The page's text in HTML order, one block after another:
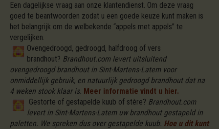
Een dagelijkse vraag aan onze klantendienst. Om deze vraag
goed te beantwoorden zodat u een goede keuze kunt maken is
het belangrijk om de welbekende “appels met appels” te
vergelijken.
Ovengedroogd, gedroogd, halfdroog of vers
brandhout? Brandhout.com levert uitsluitend
ovengedroogd brandhout in Sint-Martens-Latem voor
onmiddellijk gebruik, en natuurlijk gedroogd brandhout dat na
4 weken stook klaar is. Meer informatie vindt u hier.
Gestorte of gestapelde kuub of stère? Brandhout.com
levert in Sint-Martens-Latem uw brandhout gestapeld in
paletten. We spreken dus over gestapelde kuub. Hoe u dit kunt